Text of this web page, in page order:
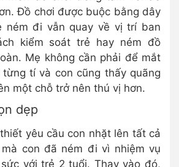
Đồ chơi được buộc bằng dây
ném đi vẫn quay về vị trí ban
kiểm soát trẻ hay ném đồ
Mẹ không cần phải để mắt
tí và con cũng thấy quãng
một chỗ trở nên thú vị hơn.
dẹp
yêu cầu con nhặt lên tất cả
con đã ném đi vì nhiệm vụ
với trẻ 2 tuổi. Thay vào đó,